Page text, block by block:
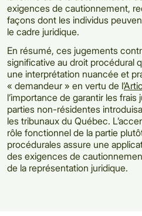
exigences de cautionnement,
façons dont les individus
le cadre juridique.
En résumé, ces jugements
significative au droit procédural
une interprétation nuancée et
« demandeur » en vertu de l’
l’importance de garantir les frais
parties non-résidentes
les tribunaux du Québec.
rôle fonctionnel de la partie
procédurales assure une
des exigences de
de la représentation juridique.